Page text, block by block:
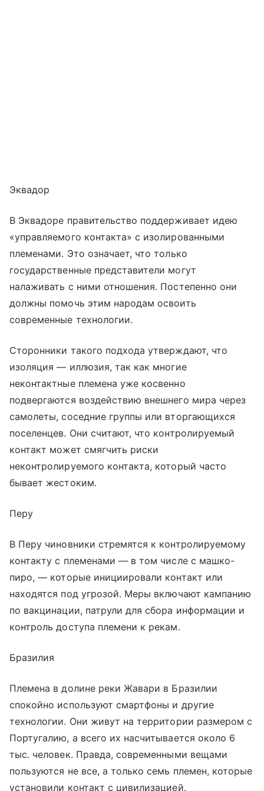
Эквадор
В Эквадоре правительство поддерживает идею
«управляемого контакта» с изолированными
племенами. Это означает, что только
государственные представители могут
налаживать с ними отношения. Постепенно они
должны помочь этим народам освоить
современные технологии.
Сторонники такого подхода утверждают, что
изоляция — иллюзия, так как многие
неконтактные племена уже косвенно
подвергаются воздействию внешнего мира через
самолеты, соседние группы или вторгающихся
поселенцев. Они считают, что контролируемый
контакт может смягчить риски
неконтролируемого контакта, который часто
бывает жестоким.
Перу
В Перу чиновники стремятся к контролируемому
контакту с племенами — в том числе с машко-
пиро, — которые инициировали контакт или
находятся под угрозой. Меры включают кампанию
по вакцинации, патрули для сбора информации и
контроль доступа племени к рекам.
Бразилия
Племена в долине реки Жавари в Бразилии
спокойно используют смартфоны и другие
технологии. Они живут на территории размером с
Португалию, а всего их насчитывается около 6
тыс. человек. Правда, современными вещами
пользуются не все, а только семь племен, которые
установили контакт с цивилизацией.